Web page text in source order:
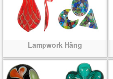
Lampwork Häng